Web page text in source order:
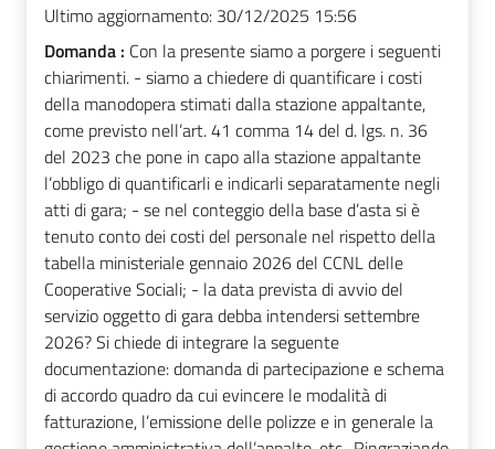
Ultimo aggiornamento: 30/12/2025 15:56
Domanda : Con la presente siamo a porgere i seguenti
chiarimenti. - siamo a chiedere di quantificare i costi
della manodopera stimati dalla stazione appaltante,
come previsto nell’art. 41 comma 14 del d. lgs. n. 36
del 2023 che pone in capo alla stazione appaltante
l’obbligo di quantificarli e indicarli separatamente negli
atti di gara; - se nel conteggio della base d’asta si è
tenuto conto dei costi del personale nel rispetto della
tabella ministeriale gennaio 2026 del CCNL delle
Cooperative Sociali; - la data prevista di avvio del
servizio oggetto di gara debba intendersi settembre
2026? Si chiede di integrare la seguente
documentazione: domanda di partecipazione e schema
di accordo quadro da cui evincere le modalità di
fatturazione, l’emissione delle polizze e in generale la